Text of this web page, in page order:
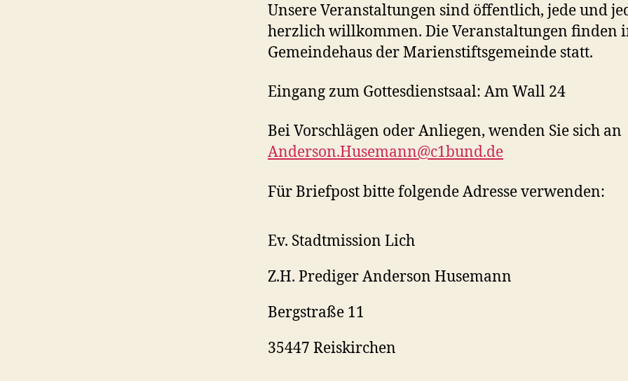
Unsere Veranstaltungen sind öffentlich, jede und
herzlich willkommen. Die Veranstaltungen finden
Gemeindehaus der Marienstiftsgemeinde statt.
Eingang zum Gottesdienstsaal: Am Wall 24
Bei Vorschlägen oder Anliegen, wenden Sie sich an
Anderson.Husemann@c1bund.de
Für Briefpost bitte folgende Adresse verwenden:
Ev. Stadtmission Lich
Z.H. Prediger Anderson Husemann
Bergstraße 11
35447 Reiskirchen